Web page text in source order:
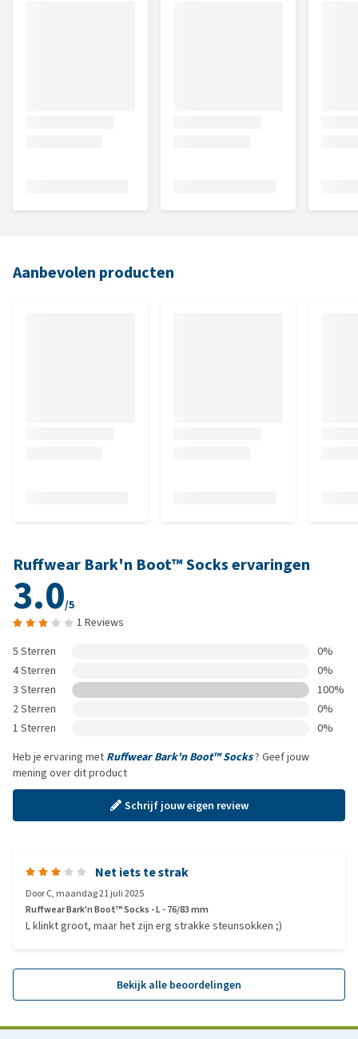
Aanbevolen producten
Ruffwear Bark'n Boot™ Socks ervaringen
3.0/5
1 Reviews
5 Sterren
0%
4 Sterren
0%
3 Sterren
100%
2 Sterren
0%
1 Sterren
0%
Heb je ervaring met Ruffwear Bark'n Boot™ Socks? Geef jouw
mening over dit product
Schrijf jouw eigen review
Net iets te strak
DoorC, maandag 21 juli 2025
Ruffwear Bark'n Boot™ Socks - L - 76/83 mm
L klinkt groot, maar het zijn erg strakke steunsokken ;)
Bekijk alle beoordelingen